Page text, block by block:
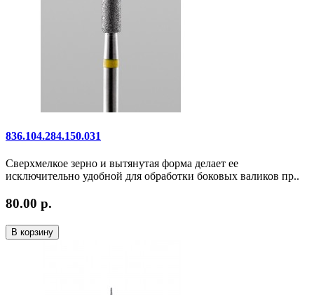
836.104.284.150.031
Сверхмелкое зерно и вытянутая форма делает ее
исключительно удобной для обработки боковых валиков пр..
80.00 р.
В корзину